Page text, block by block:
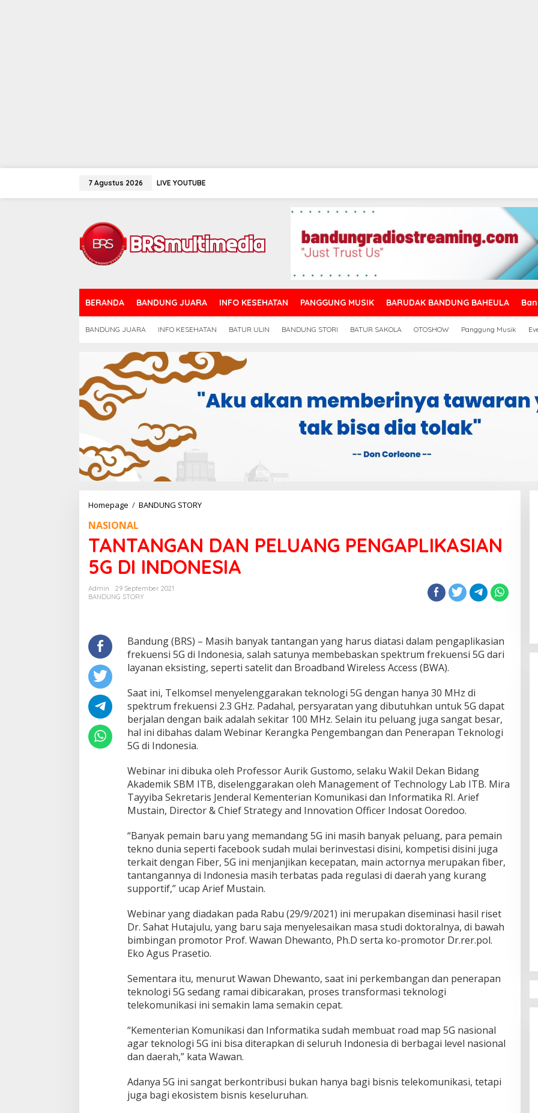
7 Agustus 2026 LIVE YOUTUBE
BERANDA BANDUNG JUARA INFO KESEHATAN PANGGUNG MUSIK BARUDAK BANDUNG BAHEULA
BANDUNG JUARA INFO KESEHATAN BATUR ULIN BANDUNG STORI BATUR SAKOLA OTOSHOW Panggung Musik
Homepage / BANDUNG STORYTANTANGAN
PENGAPLIKASIAN
DI
INDONESIA
NASIONAL
TANTANGAN DAN PELUANG PENGAPLIKASIAN
5G DI INDONESIA
Admin
29 September 2021
BANDUNG STORY
Bandung (BRS) – Masih banyak tantangan yang harus diatasi dalam pengaplikasian
frekuensi 5G di Indonesia, salah satunya membebaskan spektrum frekuensi 5G dari
layanan eksisting, seperti satelit dan Broadband Wireless Access (BWA).
Saat ini, Telkomsel menyelenggarakan teknologi 5G dengan hanya 30 MHz di
spektrum frekuensi 2.3 GHz. Padahal, persyaratan yang dibutuhkan untuk 5G dapat
berjalan dengan baik adalah sekitar 100 MHz. Selain itu peluang juga sangat besar,
hal ini dibahas dalam Webinar Kerangka Pengembangan dan Penerapan Teknologi
5G di Indonesia.
Webinar ini dibuka oleh Professor Aurik Gustomo, selaku Wakil Dekan Bidang
Akademik SBM ITB, diselenggarakan oleh Management of Technology Lab ITB. Mira
Tayyiba Sekretaris Jenderal Kementerian Komunikasi dan Informatika RI. Arief
Mustain, Director & Chief Strategy and Innovation Officer Indosat Ooredoo.
“Banyak pemain baru yang memandang 5G ini masih banyak peluang, para pemain
tekno dunia seperti facebook sudah mulai berinvestasi disini, kompetisi disini juga
terkait dengan Fiber, 5G ini menjanjikan kecepatan, main actornya merupakan fiber,
tantangannya di Indonesia masih terbatas pada regulasi di daerah yang kurang
supportif,” ucap Arief Mustain.
Webinar yang diadakan pada Rabu (29/9/2021) ini merupakan diseminasi hasil riset
Dr. Sahat Hutajulu, yang baru saja menyelesaikan masa studi doktoralnya, di bawah
bimbingan promotor Prof. Wawan Dhewanto, Ph.D serta ko-promotor Dr.rer.pol.
Eko Agus Prasetio.
Sementara itu, menurut Wawan Dhewanto, saat ini perkembangan dan penerapan
teknologi 5G sedang ramai dibicarakan, proses transformasi teknologi
telekomunikasi ini semakin lama semakin cepat.
“Kementerian Komunikasi dan Informatika sudah membuat road map 5G nasional
agar teknologi 5G ini bisa diterapkan di seluruh Indonesia di berbagai level nasional
dan daerah,” kata Wawan.
Adanya 5G ini sangat berkontribusi bukan hanya bagi bisnis telekomunikasi, tetapi
juga bagi ekosistem bisnis keseluruhan.
Wisata Literasi Hadir di Bandung,
Muradi Sebut Dugaan Kriminalisasi
Perlu Dilihat dari Sisi Hukum dan